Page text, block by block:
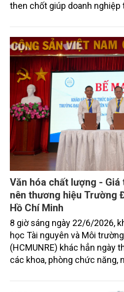
then chốt giúp doanh nghiệp
đổi sang mô hình kinh tế
bền vững.
Văn hóa chất lượng -
nên thương hiệu Trường
Hồ Chí Minh
8 giờ sáng ngày 22/6/2026,
học Tài nguyên và Môi
(HCMUNRE) khác hẳn ngày
các khoa, phòng chức năng,
làm việc, những cuộc trao